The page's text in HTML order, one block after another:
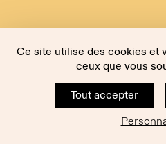
Ce site utilise des cookies et
ceux que vous
Tout accepter